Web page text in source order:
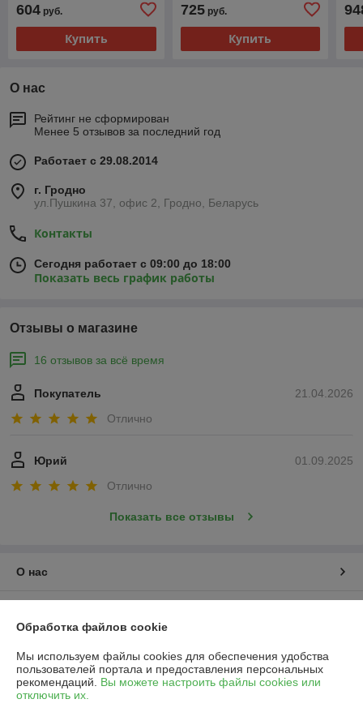
604 руб.
Купить
725руб.
Купить
О нас
Рейтинг не сформирован
Менее 5 отзывов за последний год
Работает с 29.08.2014
г. Гродно
ул.Пушкина 37, офис 2, Гродно, Беларусь
Контакты
Сегодня работает с 09:00 до 18:00
Показать весь график работы
Отзывы о магазине
16 отзывов за всё время
21.04.2026
Покупатель
Отлично
01.09.2025
Юрий
Отлично
Показать все отзывы
О нас
График работы
Обработка файлов cookie
Мы используем файлы cookies для обеспечения удобства
пользователей портала и предоставления персональных
рекомендаций. Вы можете настроить файлы cookies или
отключить их.